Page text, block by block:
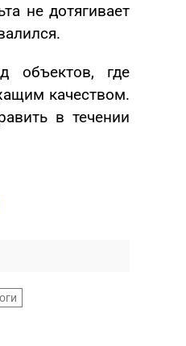
не дотягивает
объектов, где
качеством.
в течении